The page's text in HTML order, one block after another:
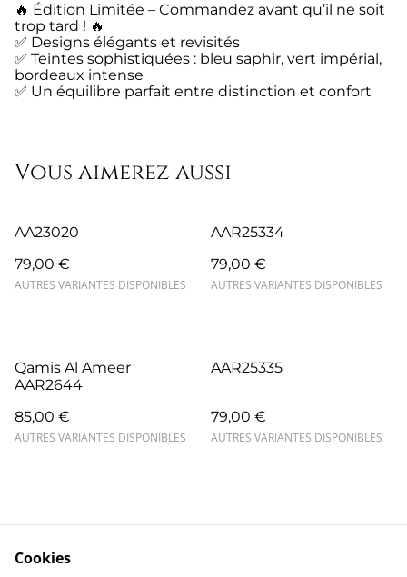
🔥 Édition Limitée – Commandez avant qu’il ne soit
trop tard ! 🔥
✅ Designs élégants et revisités
✅ Teintes sophistiquées : bleu saphir, vert impérial,
bordeaux intense
✅ Un équilibre parfait entre distinction et confort
Vous aimerez aussi
AA23020
79,00 €
AUTRES VARIANTES DISPONIBLES
AAR25334
79,00 €
AUTRES VARIANTES DISPONIBLES
Qamis Al Ameer
AAR2644
85,00 €
AUTRES VARIANTES DISPONIBLES
AAR25335
79,00 €
AUTRES VARIANTES DISPONIBLES
Cookies